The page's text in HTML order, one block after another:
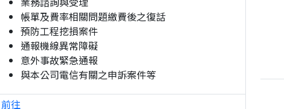
帳單及費率相關問題繳費後之復話
預防工程挖損案件
通報機線異常障礙
意外事故緊急通報
與本公司電信有關之申訴案件等
前往